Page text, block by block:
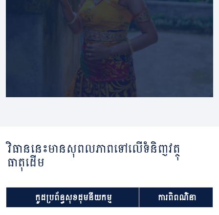
វិធាននេះមានសុពលភាពទៅលើទំនិញវត្ថុ
ធាតុដើម
កូដប្រព័ន្ធសុខដុមនីយកម្ម ការពិពណ៌នា